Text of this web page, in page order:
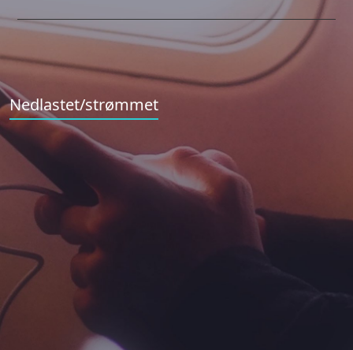
Nedlastet/strømmet